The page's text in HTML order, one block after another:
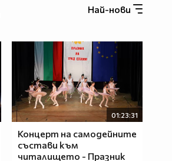
Най-нови
01:23:31
Концерт на самодейните
състави към
читалището - Празник